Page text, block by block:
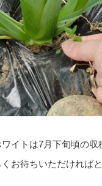
イトは7月下旬頃の収
お待ちいただければと